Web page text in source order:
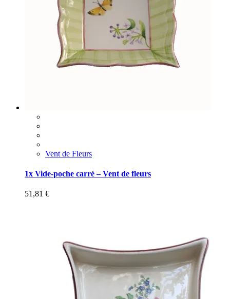
Vent de Fleurs
1x Vide-poche carré – Vent de fleurs
51,81 €